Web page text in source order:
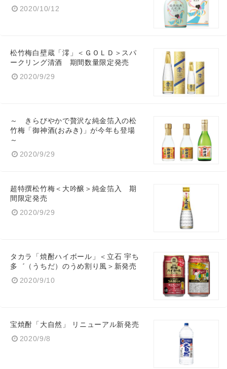
2020/10/12
松竹梅白壁蔵「澪」＜ＧＯＬＤ＞スパ
ークリング清酒 期間数量限定発売
2020/9/29
～ きらびやかで贅沢な純金箔入の松
竹梅「御神酒(おみき)」が今年も登場
～
2020/9/29
超特撰松竹梅＜大吟醸＞純金箔入 期
間限定発売
2020/9/29
タカラ「焼酎ハイボール」＜立石 宇ち
多゛（うちだ）のうめ割り風＞新発売
2020/9/10
宝焼酎「大自然」 リニューアル新発売
2020/9/8